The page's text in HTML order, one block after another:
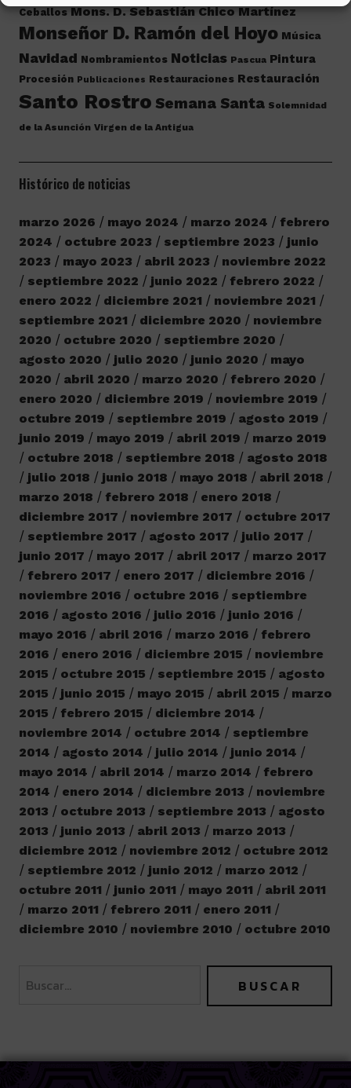
Ceballos Mons. D. Sebastián Chico Martínez
Monseñor D. Ramón del Hoyo Música
Navidad Nombramientos Noticias Pascua Pintura
Procesión Publicaciones Restauraciones Restauración
Santo Rostro Semana Santa Solemnidad
de la Asunción Virgen de la Antigua
Histórico de noticias
marzo 2026 mayo 2024 marzo 2024
febrero
2024
octubre 2023 septiembre 2023
junio
2023
mayo 2023 abril 2023
noviembre 2022
septiembre 2022
junio 2022
febrero 2022
enero 2022
diciembre 2021
noviembre 2021
septiembre 2021
diciembre 2020
noviembre
2020
octubre 2020
septiembre 2020
agosto 2020
julio 2020 junio 2020
mayo
2020
abril 2020 marzo 2020
febrero 2020
enero 2020
diciembre 2019
noviembre 2019
octubre 2019
septiembre 2019
agosto 2019
junio 2019
mayo 2019 abril 2019
marzo 2019
octubre 2018
septiembre 2018
agosto 2018
julio 2018
junio 2018 mayo 2018
abril 2018
marzo 2018
febrero 2018
enero 2018
diciembre 2017
noviembre 2017
octubre 2017
septiembre 2017
agosto 2017
julio 2017
junio 2017
mayo 2017 abril 2017
marzo 2017
febrero 2017
enero 2017
diciembre 2016
noviembre 2016
octubre 2016
septiembre
2016
agosto 2016 julio 2016
junio 2016
mayo 2016
abril 2016 marzo 2016
febrero
2016
enero 2016 diciembre 2015
noviembre
2015
octubre 2015 septiembre 2015
agosto
2015
junio 2015 mayo 2015 abril 2015
marzo
2015
febrero 2015
diciembre 2014
noviembre 2014
octubre 2014
septiembre
2014
agosto 2014 julio 2014
junio 2014
mayo 2014
abril 2014 marzo 2014
febrero
2014
enero 2014 diciembre 2013
noviembre
2013
octubre 2013 septiembre 2013
agosto
2013
junio 2013 abril 2013
marzo 2013
diciembre 2012
noviembre 2012
octubre 2012
septiembre 2012
junio 2012
marzo 2012
octubre 2011
junio 2011 mayo 2011
abril 2011
marzo 2011
febrero 2011
enero 2011
diciembre 2010
noviembre 2010 octubre 2010